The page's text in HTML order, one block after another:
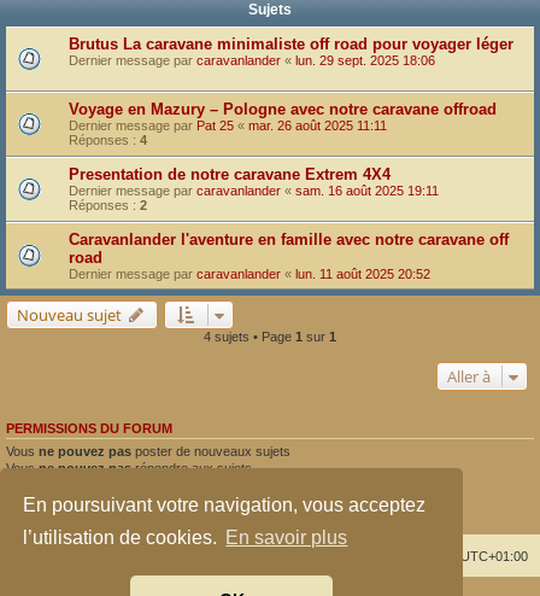
En poursuivant votre navigation, vous acceptez
l’utilisation de cookies. En savoir plus
Sujets
Brutus La caravane minimaliste off road pour voyager léger
Dernier message par caravanlander « lun. 29 sept. 2025 18:06
Voyage en Mazury – Pologne avec notre caravane offroad
Dernier message par Pat 25 « mar. 26 août 2025 11:11
Réponses : 4
Presentation de notre caravane Extrem 4X4
Dernier message par caravanlander « sam. 16 août 2025 19:11
Réponses : 2
Caravanlander l'aventure en famille avec notre caravane off
road
Dernier message par caravanlander « lun. 11 août 2025 20:52
Nouveau sujet
4 sujets • Page 1 sur 1
Aller à
PERMISSIONS DU FORUM
Vous ne pouvez pas poster de nouveaux sujets
Vousne pouvez pasrépondre aux sujets
Vousne pouvez passupprimer vos messages
ne pouvez pas joindre des fichiers
UTC+01:00